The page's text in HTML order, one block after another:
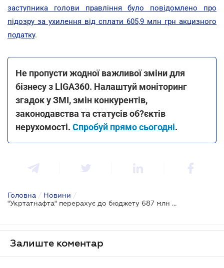
заступника голови правління було повідомлено про
підозру за ухилення від сплати 605,9 млн грн акцизного
податку.
Не пропусти жодної важливої зміни для
бізнесу з LIGA360. Налаштуй моніторинг
згадок у ЗМІ, змін конкурентів,
законодавства та статусів об?єктів
нерухомості. Спробуй прямо сьогодні.
Головна / Новини /
"Укртатнафта" перерахує до бюджету 687 млн грн. податків, які не сплатили колишні власники
Залиште коментар